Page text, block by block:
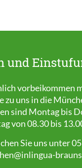
und
vorbeikommen
zu uns in die
sind Montag bis
von 08.30 bis
Sie uns unter